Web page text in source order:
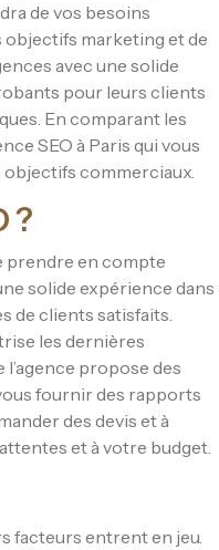
de vos besoins
objectifs marketing et de
avec une solide
pour leurs clients
En comparant les
SEO à Paris qui vous
objectifs commerciaux.
?
prendre en compte
solide expérience dans
de clients satisfaits.
les dernières
propose des
fournir des rapports
des devis et à
et à votre budget.
facteurs entrent en jeu.